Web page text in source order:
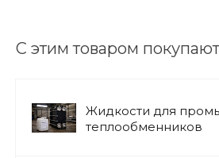
С этим товаром покупают
Жидкости для
теплообменников